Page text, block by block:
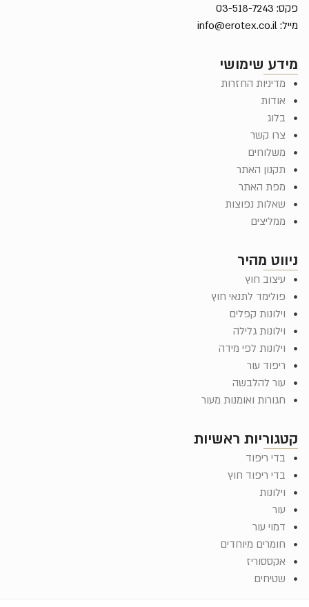
קטגוריות ראשיות
בדי ריפוד
בדי ריפוד חוץ
וילונות
עור
דמוי עור
חומרים מיוחדים
אקססוריז
שטיחים
ניווט מהיר
עיצוב חוץ
פולימד לתנאי חוץ
וילונות קפלים
וילונות גלילה
וילונות לפי מידה
ריפוד עור
עור להלבשה
חגורות ואומנות מעור
מידע שימושי
מדיניות החזרות
אודות
בלוג
צרו קשר
משלוחים
תקנון האתר
מפת האתר
שאלות נפוצות
ממליצים
פקס: 03-518-7243
מייל: info@erotex.co.il